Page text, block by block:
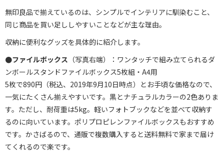
無印良品で揃えているのは、シンプルでインテリアに馴染むこと、
同じ商品を買い足ししやすいことなどが主な理由。
収納に便利なグッズを具体的に紹介します。
●ファイルボックス （写真右端）：ワンタッチで組み立てられるダ
ンボールスタンドファイルボックス5枚組・A4用
5枚で890円（税込、2019年9月10日時点）とお手頃な価格なので、
一気にたくさん揃えやすいです。黒とナチュラルカラーの2色ありま
す。ただし、耐荷重は5kg。軽いフォトブックなどを並べて収納す
るのに向いています。ポリプロピレンファイルボックスもおすすめ
です。かさばるので、通販で複数購入すると送料無料で家まで届け
てくれるので楽です。